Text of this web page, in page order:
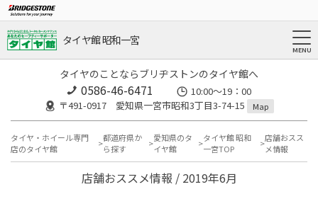
タイヤ館 昭和一宮
タイヤのことならブリヂストンのタイヤ館へ
0586-46-6471
10:00～19：00
〒491-0917 愛知県一宮市昭和3丁目3-74-15
Map
タイヤ・ホイール専門
店のタイヤ館
都道府県か
ら探す
愛知県のタ
イヤ館
タイヤ館 昭和
一宮TOP
店舗おスス
メ情報
店舗おススメ情報 / 2019年6月